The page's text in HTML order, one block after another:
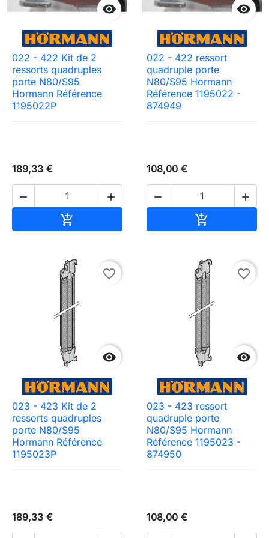

022 - 422 Kit de 2
ressorts quadruples
porte N80/S95
Hormann Référence
1195022P
189,33 €
 


022 - 422 ressort
quadruple porte
N80/S95 Hormann
Référence 1195022 -
874949
108,00 €
 


favorite_border
023 - 423 Kit de 2
ressorts quadruples
porte N80/S95
Hormann Référence
1195023P
189,33 €

favorite_border
023 - 423 ressort
quadruple porte
N80/S95 Hormann
Référence 1195023 -
874950
108,00 €